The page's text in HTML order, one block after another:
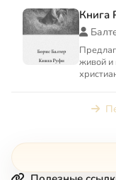
Книга
живой и